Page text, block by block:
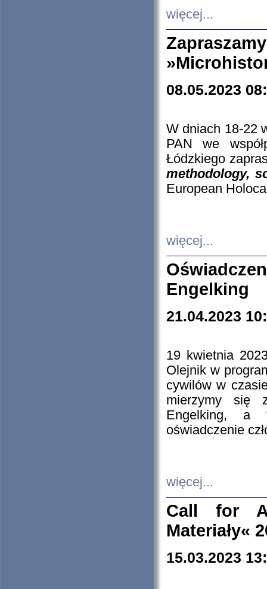
więcej...
08.05.2023
W dniach 18-22
PAN we
Łódzkiego
methodology,
European
więcej...
Engelking
21.04.2023
19 kwietnia
Olejnik w
cywilów w
mierzymy się
Engelking, a
oświadczenie
więcej...
Call for
Materiały«
15.03.2023